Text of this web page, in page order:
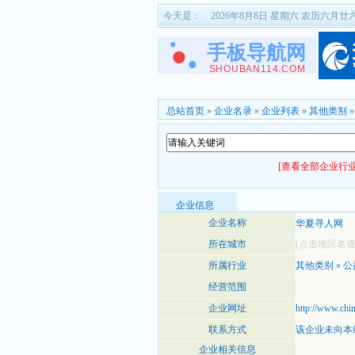
今天是： 2026年8月8日 星期六 农历六月廿
总站首页 » 企业名录 » 企业列表 » 其他类别
[查看全部企业行
企业信息
企业名称
华夏寻人网
所在城市
(点击地区名
所属行业
其他类别 » 公
经营范围
企业网址
http://
联系方式
该企业未向
企业相关信息